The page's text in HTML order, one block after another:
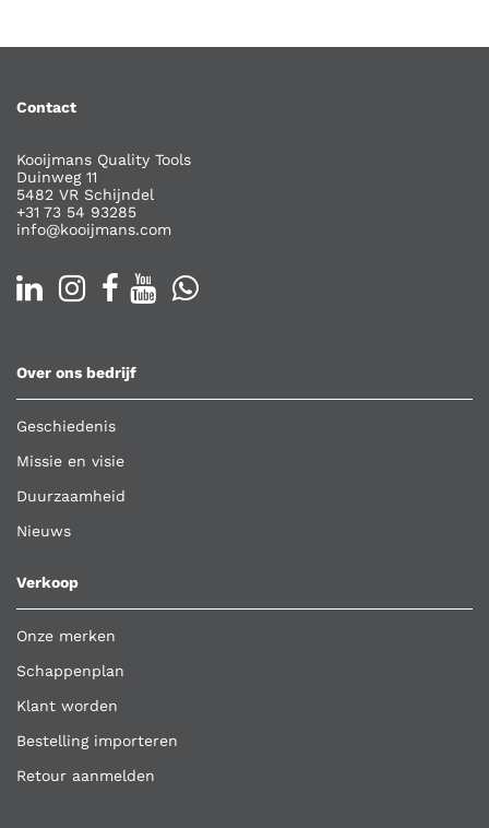
Contact
Kooijmans Quality Tools
Duinweg 11
5482 VR Schijndel
+31 73 54 93285
info@kooijmans.com
Over ons bedrijf
Geschiedenis
Missie en visie
Duurzaamheid
Nieuws
Verkoop
Onze merken
Schappenplan
Klant worden
Bestelling importeren
Retour aanmelden